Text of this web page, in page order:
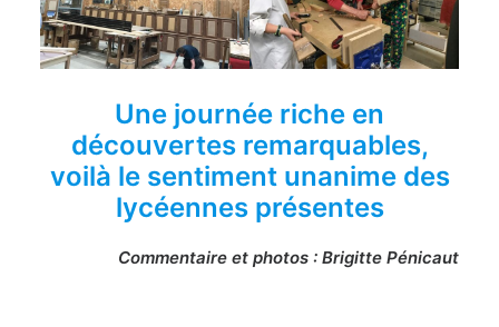
Une journée riche en
découvertes remarquables,
voilà le sentiment unanime des
lycéennes présentes
Commentaire et photos : Brigitte Pénicaut